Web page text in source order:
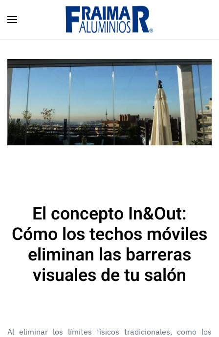
Skip to main content
El concepto In&Out:
Cómo los techos móviles
eliminan las barreras
visuales de tu salón
Al eliminar los límites físicos tradicionales, como los